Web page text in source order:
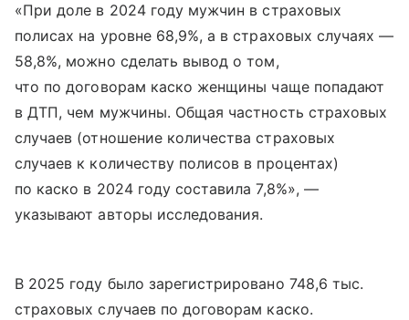
«При доле в 2024 году мужчин в страховых
полисах на уровне 68,9%, а в страховых случаях —
58,8%, можно сделать вывод о том,
что по договорам каско женщины чаще попадают
в ДТП, чем мужчины. Общая частность страховых
случаев (отношение количества страховых
случаев к количеству полисов в процентах)
по каско в 2024 году составила 7,8%», —
указывают авторы исследования.
В 2025 году было зарегистрировано 748,6 тыс.
страховых случаев по договорам каско.